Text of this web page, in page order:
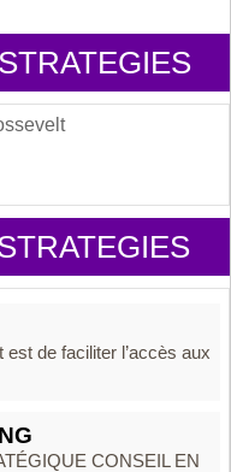
de faciliter l’accès aux
CONSEIL EN